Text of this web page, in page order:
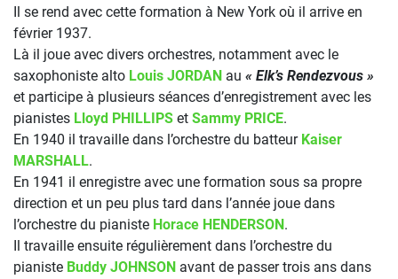
Il se rend avec cette formation à New York où il arrive en
février 1937.
Là il joue avec divers orchestres, notamment avec le
saxophoniste alto Louis JORDAN au « Elk’s Rendezvous »
et participe à plusieurs séances d’enregistrement avec les
pianistes Lloyd PHILLIPS et Sammy PRICE.
En 1940 il travaille dans l’orchestre du batteur Kaiser
MARSHALL.
En 1941 il enregistre avec une formation sous sa propre
direction et un peu plus tard dans l’année joue dans
l’orchestre du pianiste Horace HENDERSON.
Il travaille ensuite régulièrement dans l’orchestre du
pianiste Buddy JOHNSON avant de passer trois ans dans